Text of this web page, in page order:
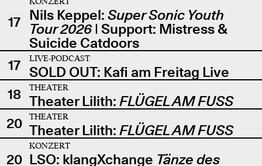
17 Nils Keppel: Super Sonic Youth
Tour 2026| Support: Mistress &
Suicide Catdoors
17
LIVE-PODCAST
SOLD OUT: Kafi am Freitag Live
18
THEATER
Theater Lilith: FLÜGEL AM FUSS
20
THEATER
Theater Lilith: FLÜGEL AM FUSS
20
KONZERT
LSO: klangXchange Tänze des